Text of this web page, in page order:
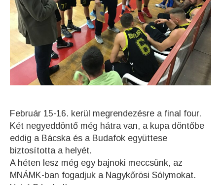
Február 15-16. kerül megrendezésre a final four.
Két negyeddöntő még hátra van, a kupa döntőbe
eddig a Bácska és a Budafok együttese
biztosította a helyét.
A héten lesz még egy bajnoki meccsünk, az
MNÁMK-ban fogadjuk a Nagykőrösi Sólymokat.